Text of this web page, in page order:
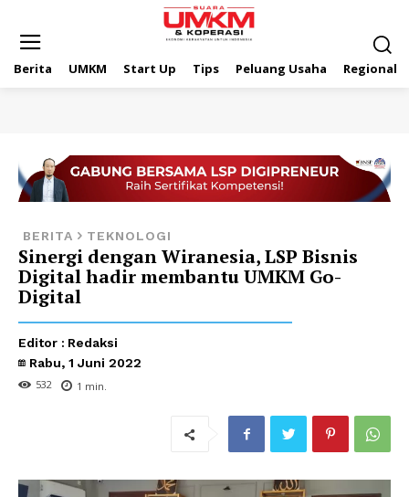
Berita UMKM Start Up Tips Peluang Usaha Regional
BERITA TEKNOLOGI
Sinergi dengan Wiranesia, LSP Bisnis
Digital hadir membantu UMKM Go-
Digital
Editor : Redaksi
Rabu, 1 Juni 2022
532 1 min.